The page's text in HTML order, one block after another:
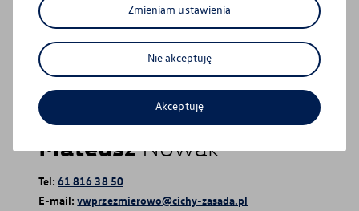
Aktualna oferta serwisowa
Specjalista ds. Sprzedaży
MateuszNowak
Tel:61 816 38 50
E-mail:vwprzezmierowo@cichy-zasada.pl
Zmieniam ustawienia
Nie akceptuję
Akceptuję